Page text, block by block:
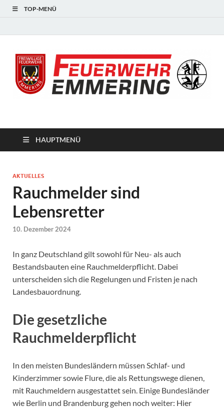
TOP-MENÜ
HAUPTMENÜ
AKTUELLES
Rauchmelder sind
Lebensretter
10. Dezember 2024
In ganz Deutschland gilt sowohl für Neu- als auch
Bestandsbauten eine Rauchmelderpflicht. Dabei
unterscheiden sich die Regelungen und Fristen je nach
Landesbauordnung.
Die gesetzliche
Rauchmelderpflicht
In den meisten Bundesländern müssen Schlaf- und
Kinderzimmer sowie Flure, die als Rettungswege dienen,
mit Rauchmeldern ausgestattet sein. Einige Bundesländer
wie Berlin und Brandenburg gehen noch weiter: Hier